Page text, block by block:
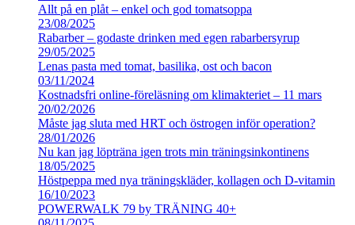
Allt på en plåt – enkel och god tomatsoppa
23/08/2025
Rabarber – godaste drinken med egen rabarbersyrup
29/05/2025
Lenas pasta med tomat, basilika, ost och bacon
03/11/2024
Kostnadsfri online-föreläsning om klimakteriet – 11 mars
20/02/2026
Måste jag sluta med HRT och östrogen inför operation?
28/01/2026
Nu kan jag löpträna igen trots min träningsinkontinens
18/05/2025
Höstpeppa med nya träningskläder, kollagen och D-vitamin
16/10/2023
POWERWALK 79 by TRÄNING 40+